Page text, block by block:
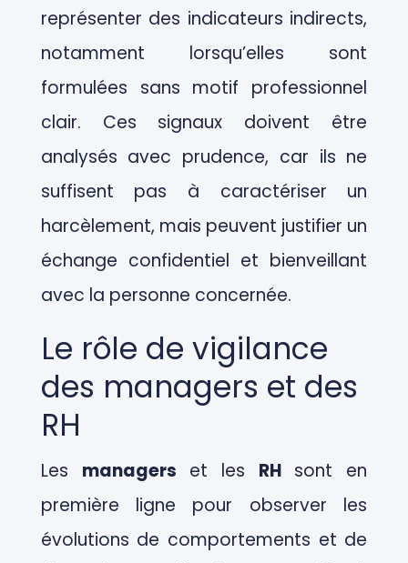
représenter des indicateurs indirects,
notamment lorsqu’elles sont
formulées sans motif professionnel
clair. Ces signaux doivent être
analysés avec prudence, car ils ne
suffisent pas à caractériser un
harcèlement, mais peuvent justifier un
échange confidentiel et bienveillant
avec la personne concernée.
Le rôle de vigilance
des managers et des
RH
Les managers et les RHsont en
première ligne pour observer les
évolutions de comportements et de